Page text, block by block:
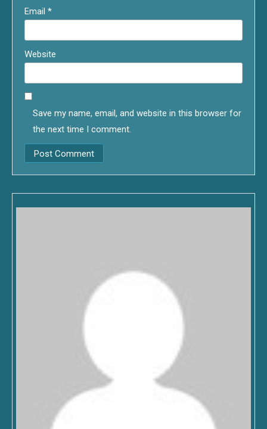
Email *
Website
Save my name, email, and website in this browser for
the next time I comment.